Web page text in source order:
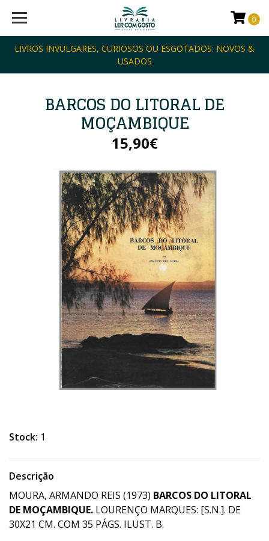
LIVROS INVULGARES, CURIOSOS OU ESGOTADOS: NOVOS &
USADOS
0
BARCOS DO LITORAL DE
MOÇAMBIQUE
15,90€
Stock: 1
Descrição
MOURA, ARMANDO REIS (1973) BARCOS DO LITORAL
DE MOÇAMBIQUE. LOURENÇO MARQUES: [S.N.]. DE
30X21 CM. COM 35 PÁGS. ILUST. B.